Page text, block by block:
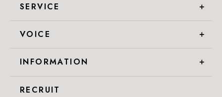
SERVICE ＋
VOICE ＋
INFORMATION ＋
RECRUIT